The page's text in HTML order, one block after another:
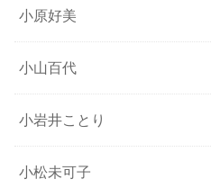
小原好美
小山百代
小岩井ことり
小松未可子